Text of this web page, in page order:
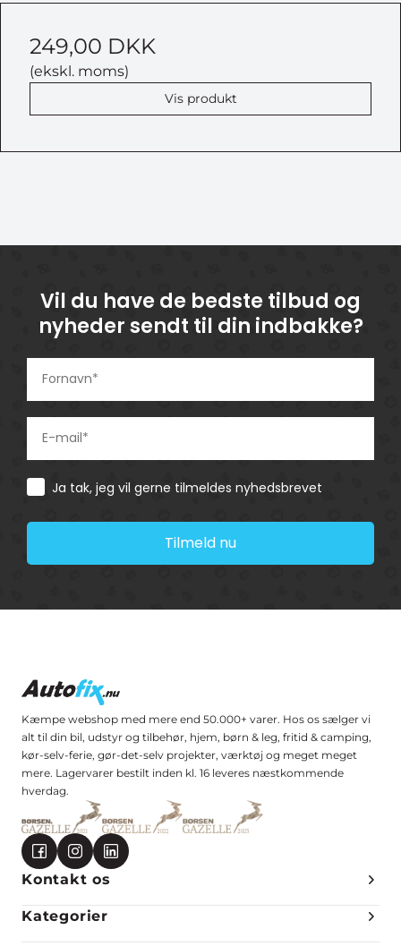
249,00 DKK
(ekskl. moms)
Vis produkt
Vil du have de bedste tilbud og
nyheder sendt til din indbakke?
Consent
Ja tak, jeg vil gerne tilmeldes nyhedsbrevet
Tilmeld nu
Kæmpe webshop med mere end 50.000+ varer. Hos os sælger vi
alt til din bil, udstyr og tilbehør, hjem, børn & leg, fritid & camping,
kør-selv-ferie, gør-det-selv projekter, værktøj og meget meget
mere. Lagervarer bestilt inden kl. 16 leveres næstkommende
hverdag.
Kontakt os
Kategorier